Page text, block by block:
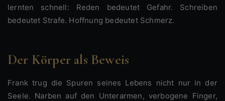
lernten schnell: Reden bedeutet Gefahr. Schreiben
bedeutet Strafe. Hoffnung bedeutet Schmerz.
Der Körper als Beweis
Frank trug die Spuren seines Lebens nicht nur in der
Seele. Narben auf den Unterarmen, verbogene Finger,